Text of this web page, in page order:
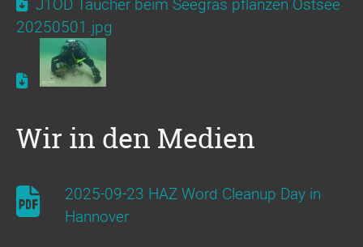
20250501.jpg
Wir in den Medien
2025-09-23 HAZ Word Cleanup Day in
Hannover